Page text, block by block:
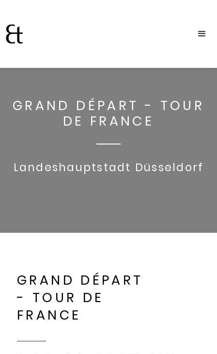
GRAND DÉPART - TOUR
DE FRANCE
Landeshauptstadt Düsseldorf
GRAND DÉPART
- TOUR DE
FRANCE